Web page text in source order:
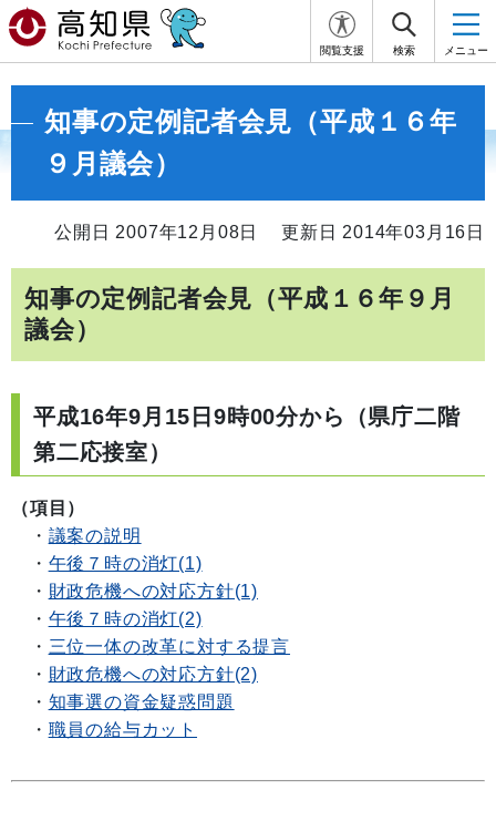
閲覧支援 検索 メニュー
知事の定例記者会見（平成１６年
９月議会）
公開日 2007年12月08日 更新日 2014年03月16日
知事の定例記者会見（平成１６年９月
議会）
平成16年9月15日9時00分から（県庁二階
第二応接室）
（項目）
・ 議案の説明
・ 午後７時の消灯(1)
・ 財政危機への対応方針(1)
・ 午後７時の消灯(2)
・ 三位一体の改革に対する提言
・ 財政危機への対応方針(2)
・ 知事選の資金疑惑問題
・ 職員の給与カット